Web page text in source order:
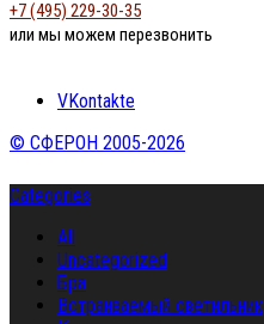
+7 (495) 229-30-35
или мы можем перезвонить
VKontakte
© СФЕРОН 2005-2026
Categories
All
Uncategorized
Бра
Встраиваемый светильник